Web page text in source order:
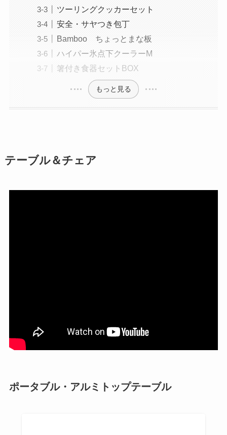
ツーリングクッカーセット
安全・サヤつき包丁
Bamboo ちょっとまな板
ハイパー氷点下クーラーM
箸付き食器セットBOX
もっと見る
テーブル＆チェア
ポータブル・アルミトップテーブル